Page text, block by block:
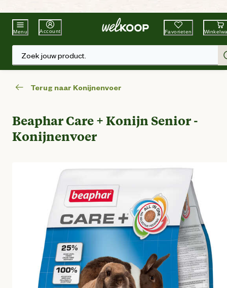
Beste WinkelketenTuin & Dier
Menu Account Favorieten
Zoek jouw product.
Terug naar Konijnenvoer
Beaphar Care + Konijn Senior -
Konijnenvoer